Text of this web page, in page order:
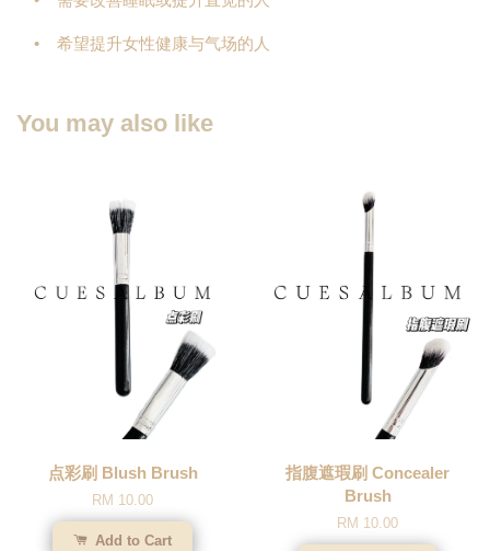
• 希望提升女性健康与气场的人
You may also like
点彩刷 Blush Brush
RM 10.00
Add to Cart
指腹遮瑕刷 Concealer
Brush
RM 10.00